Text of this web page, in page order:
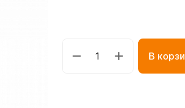
В